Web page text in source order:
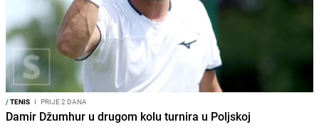
/TENIS I PRIJE 2 DANA
Damir Džumhur u drugom kolu turnira u Poljskoj